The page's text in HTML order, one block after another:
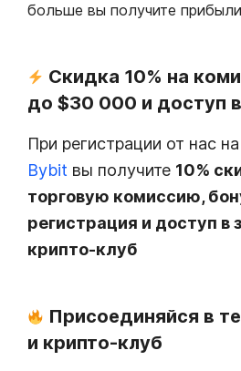
больше вы получите
Скидка 10% на
до $30 000 и доступ
При регистрации от нас
Bybit вы получите 10%
торговую комиссию,
регистрация и доступ в
крипто-клуб
Присоединяйся в
и крипто-клуб